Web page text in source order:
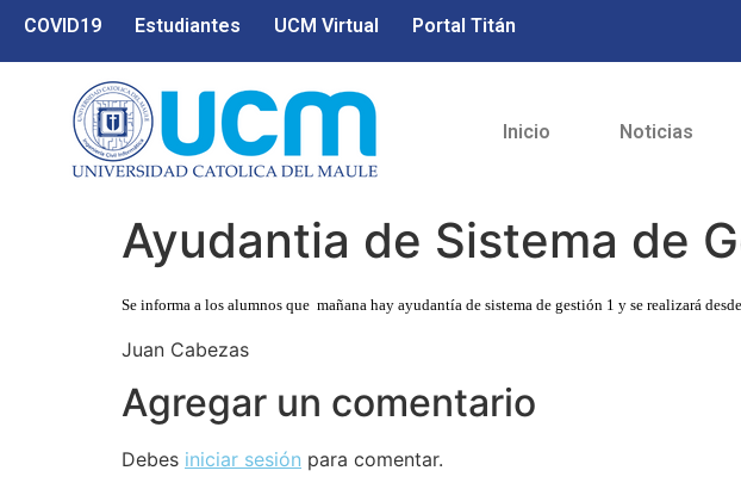
COVID19 Estudiantes UCM Virtual Portal Titán
Inicio Noticias
Ayudantia de Sistema de
Se informa a los alumnos que mañana hay ayudantía de sistema de gestión 1 y se realizará
Juan Cabezas
Agregar un comentario
Debes iniciar sesión para comentar.